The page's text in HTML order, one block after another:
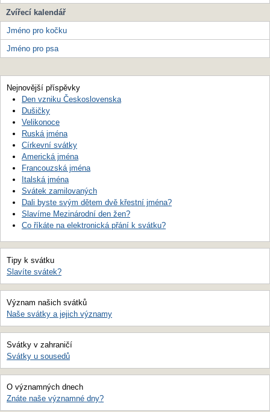
Zvířecí kalendář
Jméno pro kočku
Jméno pro psa
Nejnovější příspěvky
Den vzniku Československa
Dušičky
Velikonoce
Ruská jména
Církevní svátky
Americká jména
Francouzská jména
Italská jména
Svátek zamilovaných
Dali byste svým dětem dvě křestní jména?
Slavíme Mezinárodní den žen?
Co říkáte na elektronická přání k svátku?
Tipy k svátku
Slavíte svátek?
Význam našich svátků
Naše svátky a jejich významy
Svátky v zahraničí
Svátky u sousedů
O významných dnech
Znáte naše významné dny?